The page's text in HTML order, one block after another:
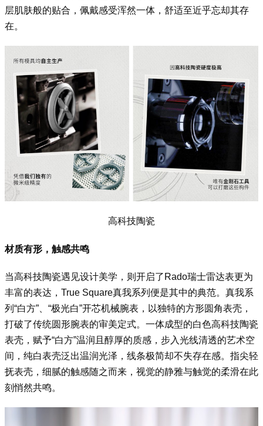
层肌肤般的贴合，佩戴感受浑然一体，舒适至近乎忘却其存
在。
高科技陶瓷
材质有形，触感共鸣
当高科技陶瓷遇见设计美学，则开启了Rado瑞士雷达表更为
丰富的表达，True Square真我系列便是其中的典范。真我系
列“白方”、“极光白”开芯机械腕表，以独特的方形圆角表壳，
打破了传统圆形腕表的审美定式。一体成型的白色高科技陶瓷
表壳，赋予“白方”温润且醇厚的质感，步入光线清透的艺术空
间，纯白表壳泛出温润光泽，线条极简却不失存在感。指尖轻
抚表壳，细腻的触感随之而来，视觉的静雅与触觉的柔滑在此
刻悄然共鸣。